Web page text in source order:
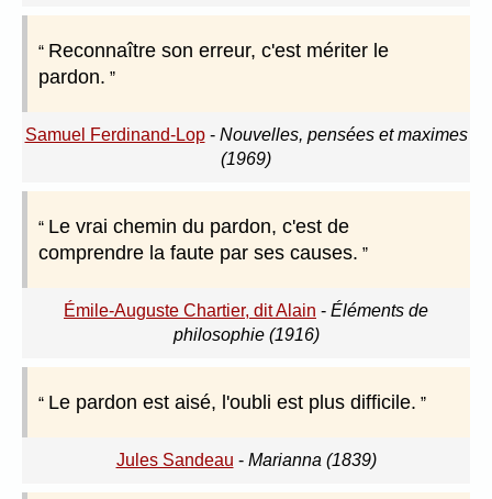
Reconnaître son erreur, c'est mériter le
pardon.
Samuel Ferdinand-Lop- Nouvelles, pensées et maximes
(1969)
Le vrai chemin du pardon, c'est de
comprendre la faute par ses causes.
Émile-Auguste Chartier, dit Alain - Éléments de
philosophie (1916)
Le pardon est aisé, l'oubli est plus difficile.
Jules Sandeau - Marianna (1839)